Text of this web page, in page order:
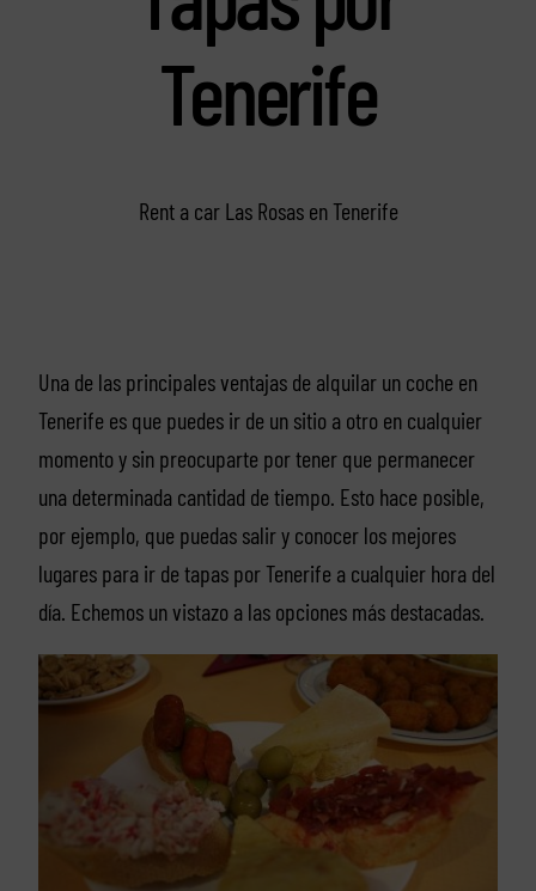
Tenerife
Rent a car Las Rosas en Tenerife
Una de las principales ventajas de alquilar un coche en
Tenerife es que puedes ir de un sitio a otro en cualquier
momento y sin preocuparte por tener que permanecer
una determinada cantidad de tiempo. Esto hace posible,
por ejemplo, que puedas salir y conocer los mejores
lugares para ir de tapas por Tenerife a cualquier hora del
día. Echemos un vistazo a las opciones más destacadas.